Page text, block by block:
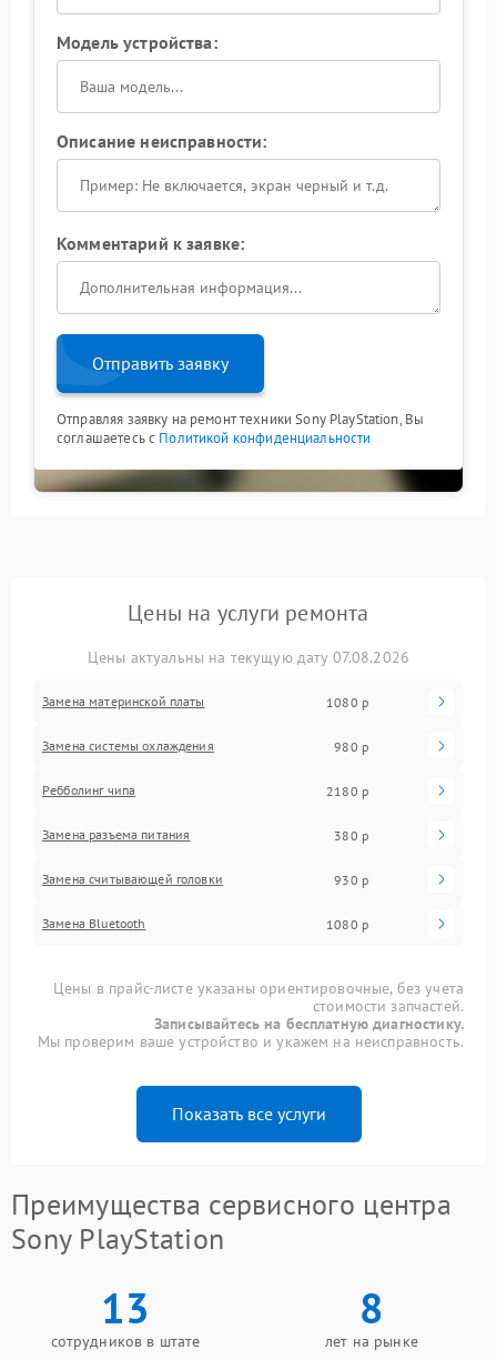
Модель устройства:
Описание неисправности:
Комментарий к заявке:
Отправить заявку
Отправляя заявку на ремонт техники Sony PlayStation, Вы
соглашаетесь с Политикой конфиденциальности
Цены на услуги ремонта
Цены актуальны на текущую дату 07.08.2026
Замена материнской платы 1080 р
Замена системы охлаждения 980 р
Ребболинг чипа 2180 р
Замена разъема питания 380 р
Замена считывающей головки 930 р
Замена Bluetooth 1080 р
Цены в прайс-листе указаны ориентировочные, без учета
стоимости запчастей.
Записывайтесь на бесплатную диагностику.
Мы проверим ваше устройство и укажем на неисправность.
Показать все услуги
Преимущества сервисного центра
Sony PlayStation
13
сотрудников в штате
8
лет на рынке